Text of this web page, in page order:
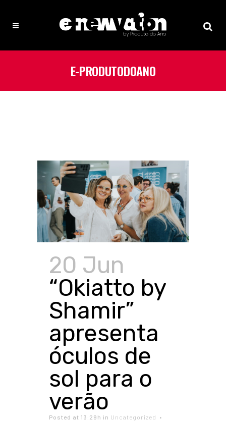
E-PRODUTODOANO
20 Jun
“Okiatto by
Shamir”
apresenta
óculos de
sol para o
verão
Posted at 13:29h in Uncategorized